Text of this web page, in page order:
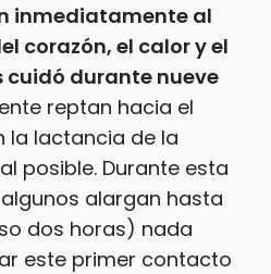
inmediatamente al
corazón, el calor y el
cuidó durante nueve
reptan hacia el
la lactancia de la
posible. Durante esta
alargan hasta
dos horas) nada
este primer contacto